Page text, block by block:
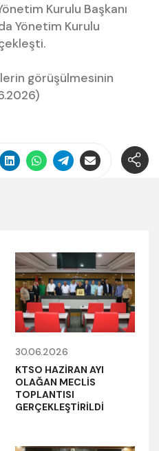
Kurulu Başkanı
Yönetim Kurulu
görüşülmesinin
30.06.2026
KTSO HAZİRAN AYI
OLAĞAN MECLİS
TOPLANTISI
GERÇEKLEŞTİRİLDİ